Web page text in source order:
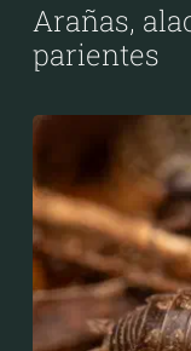
Arañas,
parientes